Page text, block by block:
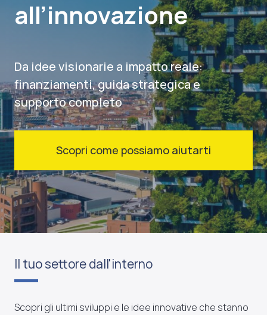
all’innovazione
Da idee visionarie a impatto reale:
finanziamenti, guida strategica e
supporto completo
Scopri come possiamo aiutarti
Il tuo settore dall'interno
Scopri gli ultimi sviluppi e le idee innovative che stanno